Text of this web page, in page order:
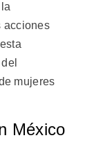
acciones
mujeres
México